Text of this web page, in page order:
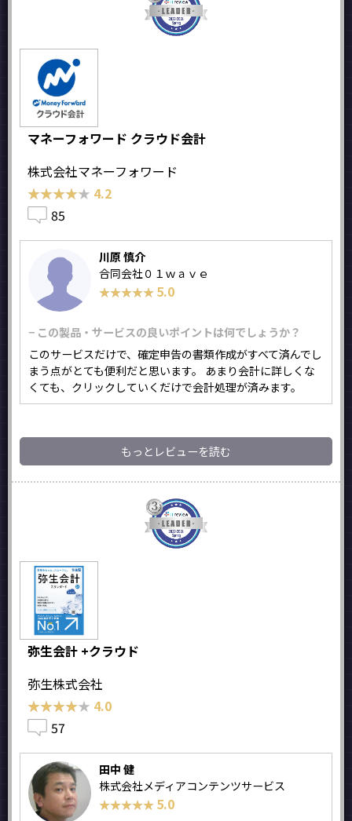
マネーフォワード クラウド会計
株式会社マネーフォワード
★★★★★
★★★★★ 4.2
85
川原 慎介
合同会社０１ｗａｖｅ
★★★★★
★★★★★ 5.0
− この製品・サービスの良いポイントは何でしょうか？
このサービスだけで、確定申告の書類作成がすべて済んでし
まう点がとても便利だと思います。 あまり会計に詳しくな
くても、クリックしていくだけで会計処理が済みます。
もっとレビューを読む
弥生会計 +クラウド
弥生株式会社
★★★★★
★★★★★ 4.0
57
田中 健
株式会社メディアコンテンツサービス
★★★★★
★★★★★ 5.0